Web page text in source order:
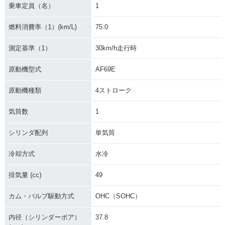
2003年 ZOOMER・
2003年 ZOOMER・
2002年 ZOOMER S
2001年 ZOOMER・
乗車定員（名） 1
燃料消費率（1）(km/L) 75.0
測定基準（1） 30km/h走行時
原動機型式 AF69E
原動機種類 4ストローク
気筒数 1
シリンダ配列 単気筒
冷却方式 水冷
排気量 (cc) 49
カム・バルブ駆動方式 OHC（SOHC）
内径（シリンダーボア）
37.8